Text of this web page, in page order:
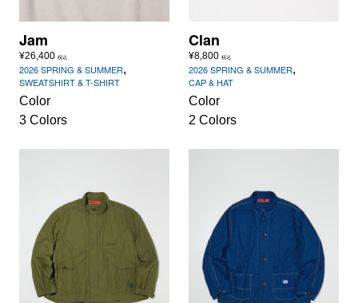
Jam
¥26,400 税込
2026 SPRING & SUMMER,
SWEATSHIRT & T-SHIRT
Color
3 Colors
Clan
¥8,800 税込
2026 SPRING & SUMMER,
CAP & HAT
Color
2 Colors